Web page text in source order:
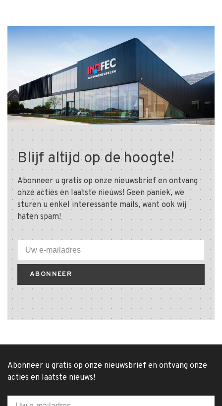
Blijf altijd op de hoogte!
Abonneer u gratis op onze nieuwsbrief en ontvang
onze acties en laatste nieuws! Geen paniek, we
sturen u enkel interessante mails, want ook wij
haten spam!
ABONNEER
Abonneer u gratis op onze nieuwsbrief en ontvang onze
acties en laatste nieuws!